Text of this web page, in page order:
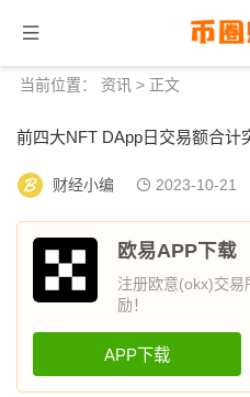
当前位置： 资讯 > 正文
前四大NFT DApp日交易额合计
财经小编 2023-10-21
欧易APP下载
注册欧意(okx)交易
励！
APP下载